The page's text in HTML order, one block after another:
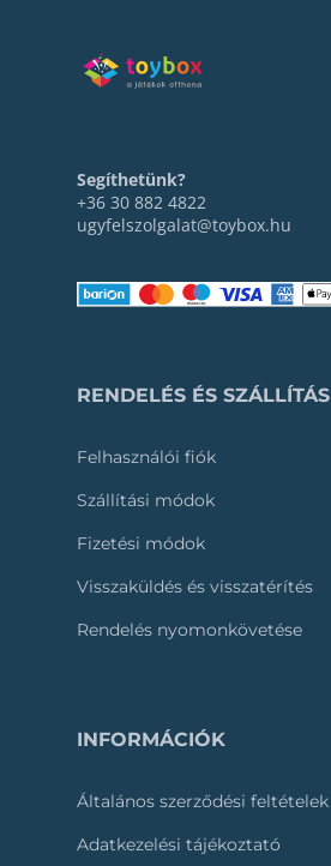
Segíthetünk?
+36 30 882 4822
ugyfelszolgalat@toybox.hu
RENDELÉS ÉS SZÁLLÍTÁS
Felhasználói fiók
Szállítási módok
Fizetési módok
Visszaküldés és visszatérítés
Rendelés nyomonkövetése
INFORMÁCIÓK
Általános szerződési feltételek
Adatkezelési tájékoztató